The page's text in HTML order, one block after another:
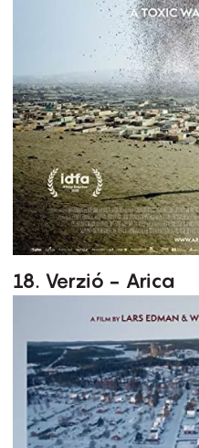
18. Verzió - Arica